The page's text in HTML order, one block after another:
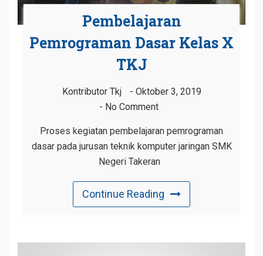
Pembelajaran
Pemrograman Dasar Kelas X
TKJ
Kontributor Tkj
Oktober 3, 2019
No Comment
Proses kegiatan pembelajaran pemrograman
dasar pada jurusan teknik komputer jaringan SMK
Negeri Takeran
Continue Reading